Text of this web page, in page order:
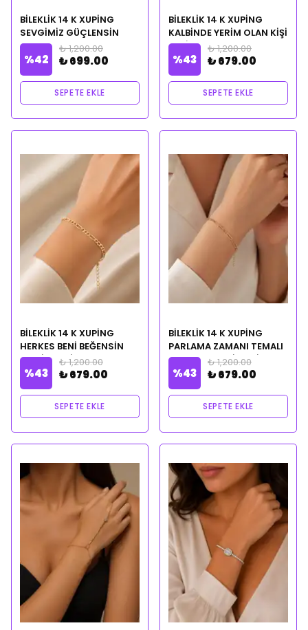
BİLEKLİK 14 K XUPİNG
SEVGİMİZ GÜÇLENSİN
TEMALI CLEOPATRA
CİLVESİ NOTALI YAĞ
HEDİYELİ
%42
₺ 1,200.00
₺ 699.00
SEPETE EKLE
BİLEKLİK 14 K XUPİNG
KALBİNDE YERİM OLAN KİŞİ
BENİ BULSUN TEMALI
CLEOPATRA CİLVESİ
NOTALI YAĞ HEDİYELİ
%43
₺ 1,200.00
₺ 679.00
SEPETE EKLE
BİLEKLİK 14 K XUPİNG
HERKES BENİ BEĞENSİN
MANİFESTLİ CLEOPATRA
CİLVESİ NOTALI YAĞ
HEDİYELİ
%43
₺ 1,200.00
₺ 679.00
SEPETE EKLE
BİLEKLİK 14 K XUPİNG
PARLAMA ZAMANI TEMALI
CLEOPATRA CİLVESİ
NOTALI YAĞ HEDİYELİ
%43
₺ 1,200.00
₺ 679.00
SEPETE EKLE